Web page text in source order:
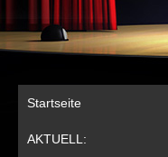
Startseite
AKTUELL: